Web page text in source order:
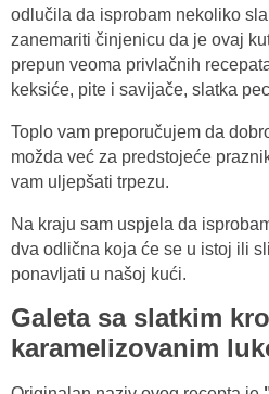
odlučila da isprobam nekoliko
zanemariti činjenicu da je ovaj
prepun veoma privlačnih
keksiće, pite i savijače, slatka
Toplo vam preporučujem da
možda već za predstojeće
vam uljepšati trpezu.
Na kraju sam uspjela da
dva odlična koja će se u istoj ili
ponavljati u našoj kući.
Galeta sa slatkim
karamelizovanim